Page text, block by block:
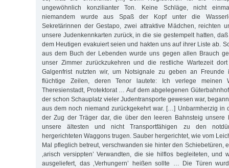
ungewöhnlich konzilianter Ton. Keine Schläge, nicht
niemandem wurde aus Spaß der Kopf unter die
Sekretärinnen der Gestapo, zwei attraktive Mädchen, reichten
unsere Judenkennkarten zurück, in die sie gestempelt hatten,
dem Heutigen evakuiert seien und hakten uns auf ihrer Liste ab.
aus dem Buch der Lebenden wurde uns gegen allen Brauch
unser Zimmer zurückzukehren und die restliche Wartezeit
Galgenfrist nutzten wir, um Notsignale zu geben an Freunde
flüchtige Zeilen, deren Tenor lautete: Ich verlege meinen
Theresienstadt, Protektorat … Auf dem abgelegenen
der schon Schauplatz vieler Judentransporte gewesen war,
aus dem noch niemand zurückgekehrt war. […] Unbarmherzig in
der Zug der Träger dar, die über den leeren Bahnsteig unsere
unsere ältesten und nicht Transportfähigen zu den
hergerichteten Waggons trugen. Sauber hergerichtet, wie vom
Mal pfleglich betreut, verschwanden sie hinter den Schiebetüren,
‚arisch versippten’ Verwandten, die sie hilflos begleiteten, und
ausgeliefert, das ‚Verhungern’ heißen sollte … Die Türen